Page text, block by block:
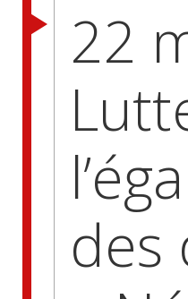
22
des